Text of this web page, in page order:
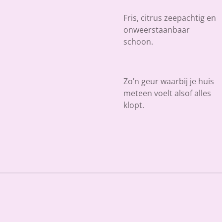
Fris, citrus zeepachtig en
onweerstaanbaar
schoon.
Zo’n geur waarbij je huis
meteen voelt alsof alles
klopt.